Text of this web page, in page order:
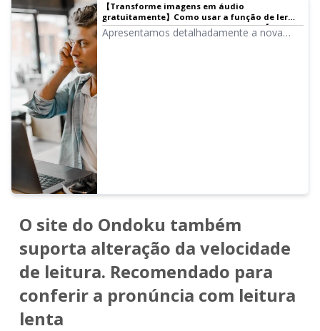
【Transforme imagens em áudio
gratuitamente】Como usar a função de ler
texto de imagens e converter em voz 【Leitura
de Imagem】｜Software de leitura de texto
Apresentamos detalhadamente a nova
O site do Ondoku também
suporta alteração da velocidade
de leitura. Recomendado para
conferir a pronúncia com leitura
lenta